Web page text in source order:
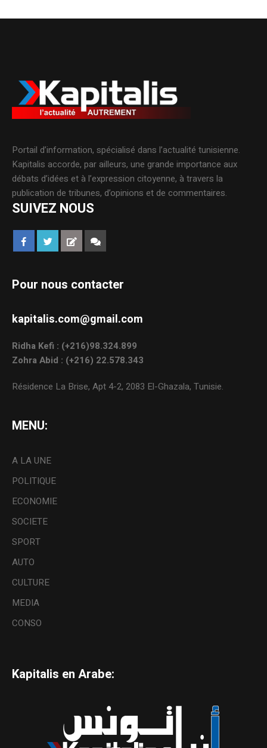
Portail d’information, spécialisé dans l’actualité tunisienne.
Kapitalis accorde, par ailleurs, une grande importance aux
débats d’idées et à l’expression citoyenne, à travers la
publication de tribunes, d’opinions et de commentaires.
SUIVEZ NOUS
Pour nous contacter
kapitalis.com@gmail.com
Ridha Kefi : (+216)98.324.899
Zohra Abid : (+216) 22.578.343
Résidence La Brise, Apt 4-2, 2083 El-Ghazala, Tunisie.
MENU:
A LA UNE
POLITIQUE
ECONOMIE
SOCIETE
SPORT
AUTO
CULTURE
MEDIA
CONSO
Kapitalis en Arabe: